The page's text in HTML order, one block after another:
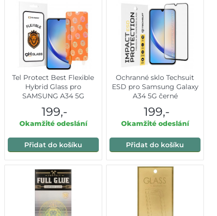
Tel Protect Best Flexible
Hybrid Glass pro
SAMSUNG A34 5G
199,-
Okamžité odeslání
Přidat do košíku
Ochranné sklo Techsuit
ESD pro Samsung Galaxy
A34 5G černé
199,-
Okamžité odeslání
Přidat do košíku